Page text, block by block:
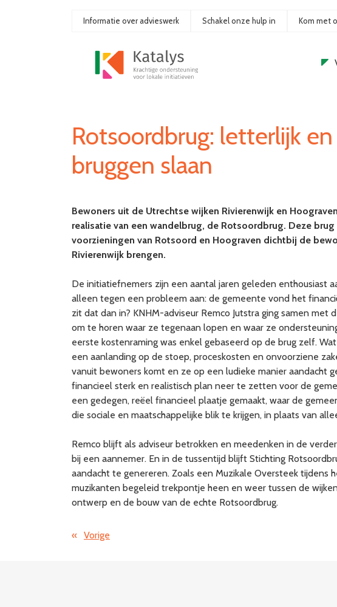
Informatie over advieswerk Schakel onze hulp in Kom met
Rotsoordbrug: letterlijk
bruggen slaan
Bewoners uit de Utrechtse wijken Rivierenwijk en
realisatie van een wandelbrug, de Rotsoordbrug. Deze
voorzieningen van Rotsoord en Hoograven dichtbij de
Rivierenwijk brengen.
De initiatiefnemers zijn een aantal jaren geleden enthousiast
alleen tegen een probleem aan: de gemeente vond het
zit dat dan in? KNHM-adviseur Remco Jutstra ging samen
om te horen waar ze tegenaan lopen en waar ze
eerste kostenraming was enkel gebaseerd op de brug zelf.
een aanlanding op de stoep, proceskosten en onvoorziene
vanuit bewoners komt en ze op een ludieke manier aandacht
financieel sterk en realistisch plan neer te zetten voor de
een gedegen, reëel financieel plaatje gemaakt, waar de
die sociale en maatschappelijke blik te krijgen, in plaats van
Remco blijft als adviseur betrokken en meedenken in de
bij een aannemer. En in de tussentijd blijft Stichting
aandacht te genereren. Zoals een Muzikale Oversteek
muzikanten begeleid trekpontje heen en weer tussen de
ontwerp en de bouw van de echte Rotsoordbrug.
« Vorige